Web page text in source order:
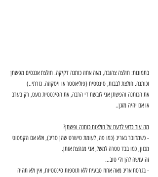
בתמונות: חולצה צהובה, מאה אחוז כותנה דקיקה. חולצת אננסים מפשתן
וכותנה. חולצת לבבות, סינטטית (פוליאסטר או ויסקוזה. גזרתי..)
את הכותנה והפשתן אני לובשת די הרבה, את הסינטטית מעט, רק בערב
או אם יהיה מזגן..
מה עוד כדאי לדעת על חולצות כותנה ופשתן?
- כשמדובר באריג (כמו פה, לעומת טישרט שהן סריג), אלא אם הקמטוט
מכוון, כמו בבד טטרה למשל, אני מגהצת אותן.
זה עושה להן ולי טוב…
- בגרסת אריג מאה אחוז טבעית ללא תוספות סינטטיות, אין ולא תהיה